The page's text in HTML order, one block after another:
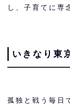
し、子育てに専
いきなり東
孤独と戦う毎日